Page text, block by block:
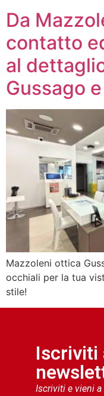
Da
contatto
al
Gussago
Mazzoleni ottica
occhiali per la tua
stile!
Iscriviti
Iscriviti e vieni